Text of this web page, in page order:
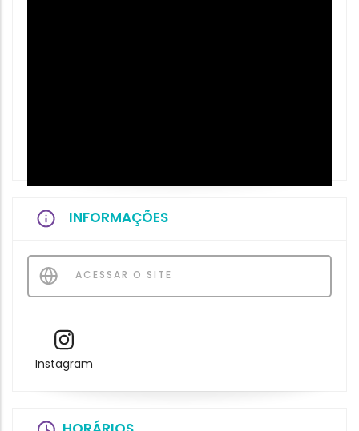
INFORMAÇÕES
ACESSAR O SITE
Instagram